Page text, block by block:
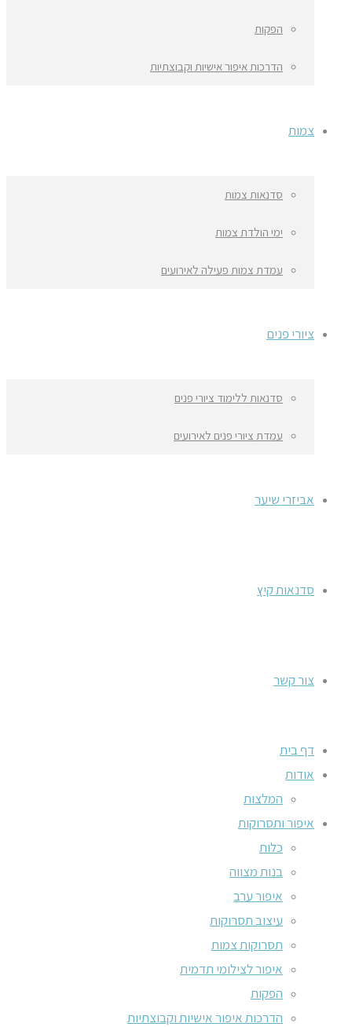
הפקות
הדרכות איפור אישיות וקבוצתיות
צמות
סדנאות צמות
ימי הולדת צמות
עמדת צמות פעילה לאירועים
ציורי פנים
סדנאות ללימוד ציורי פנים
עמדת ציורי פנים לאירועים
אביזרי שיער
סדנאות קיץ
צור קשר
דף בית
אודות
המלצות
איפור ותסרוקות
כלות
בנות מצווה
איפור ערב
עיצוב תסרוקות
תסרוקות צמות
איפור לצילומי תדמית
הפקות
הדרכות איפור אישיות וקבוצתיות